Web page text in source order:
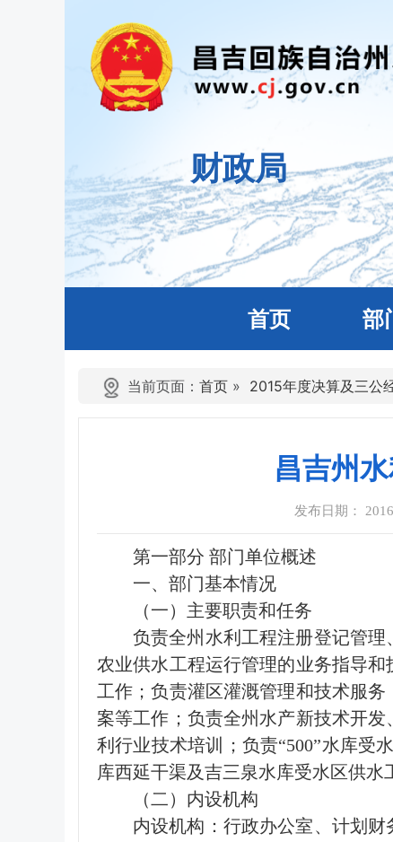
财政局
首页 部
当前页面： 首页 » 2015年度决算及三公
昌吉州
发布日期：
第一部分 部门单位概述
一、部门基本情况
（一）主要职责和任务
负责全州水利工程注册登记管
农业供水工程运行管理的业务指导
工作；负责灌区灌溉管理和技术服
案等工作；负责全州水产新技术开
利行业技术培训；负责“500”水库受
库西延干渠及吉三泉水库受水区供水
（二）内设机构
内设机构：行政办公室、计划